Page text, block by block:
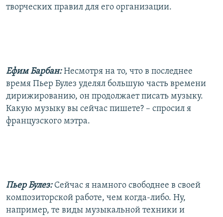
творческих правил для его организации.
Ефим Барбан:Несмотря на то, что в последнее
время Пьер Булез уделял большую часть времени
дирижированию, он продолжает писать музыку.
Какую музыку вы сейчас пишете? – спросил я
французского мэтра.
Пьер Булез: Сейчас я намного свободнее в своей
композиторской работе, чем когда-либо. Ну,
например, те виды музыкальной техники и